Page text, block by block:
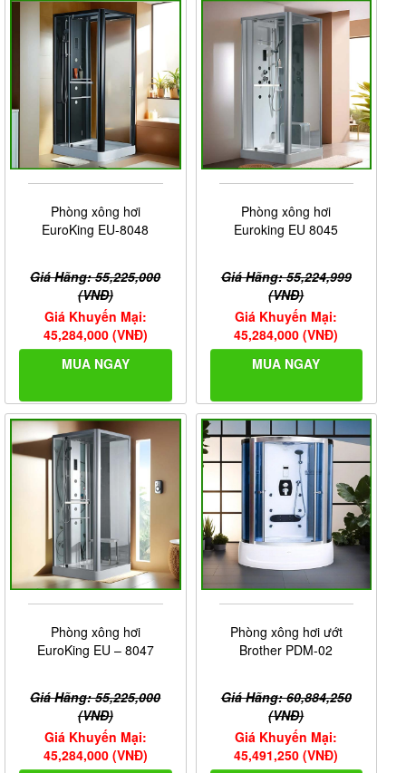
Phòng xông hơi
EuroKing EU-8048
Giá Hãng: 55,225,000
(VNĐ)
Giá Khuyến Mại:
45,284,000 (VNĐ)
MUA NGAY
Phòng xông hơi
Euroking EU 8045
Giá Hãng: 55,224,999
(VNĐ)
Giá Khuyến Mại:
45,284,000 (VNĐ)
MUA NGAY
Phòng xông hơi
EuroKing EU – 8047
Giá Hãng: 55,225,000
(VNĐ)
Giá Khuyến Mại:
45,284,000 (VNĐ)
Phòng xông hơi ướt
Brother PDM-02
Giá Hãng: 60,884,250
(VNĐ)
Giá Khuyến Mại:
45,491,250 (VNĐ)